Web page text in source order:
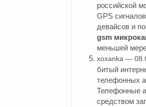
российской
GPS
девайсов и
gsm
меньшей
xoxanka —
битый
телефонных
Телефонные
средством